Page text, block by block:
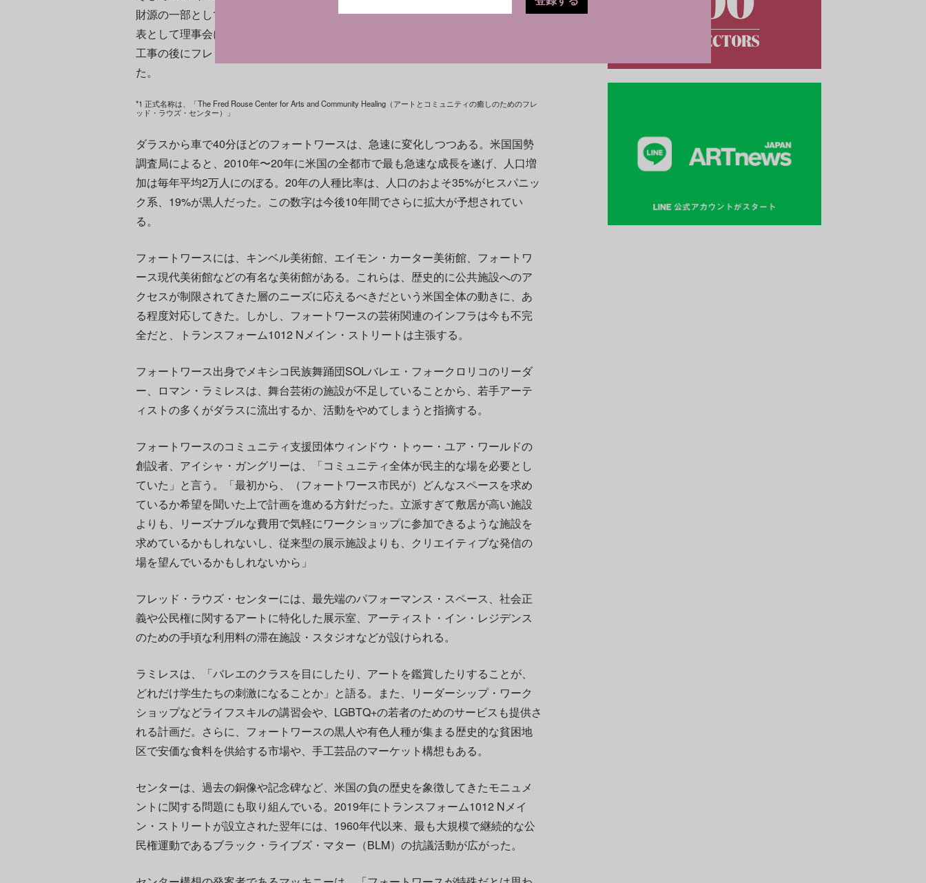
財源の一部として建物を取得した。翌22年には、フレッド・ラウズの孫が遺族代
表として理事会に参加している。こうして、KKKが所有していた大講堂は、改修
工事の後にフレッド・ラウズ・センター（*1）として生まれ変わることになっ
た。
*1 正式名称は、「The Fred Rouse Center for Arts and Community Healing（アートとコミュニティの癒しのためのフレ
ッド・ラウズ・センター）」
ダラスから車で40分ほどのフォートワースは、急速に変化しつつある。米国国勢
調査局によると、2010年〜20年に米国の全都市で最も急速な成長を遂げ、人口増
加は毎年平均2万人にのぼる。20年の人種比率は、人口のおよそ35%がヒスパニッ
ク系、19%が黒人だった。この数字は今後10年間でさらに拡大が予想されてい
る。
フォートワースには、キンベル美術館、エイモン・カーター美術館、フォートワ
ース現代美術館などの有名な美術館がある。これらは、歴史的に公共施設へのア
クセスが制限されてきた層のニーズに応えるべきだという米国全体の動きに、あ
る程度対応してきた。しかし、フォートワースの芸術関連のインフラは今も不完
全だと、トランスフォーム1012 Nメイン・ストリートは主張する。
フォートワース出身でメキシコ民族舞踊団SOLバレエ・フォークロリコのリーダ
ー、ロマン・ラミレスは、舞台芸術の施設が不足していることから、若手アーテ
ィストの多くがダラスに流出するか、活動をやめてしまうと指摘する。
フォートワースのコミュニティ支援団体ウィンドウ・トゥー・ユア・ワールドの
創設者、アイシャ・ガングリーは、「コミュニティ全体が民主的な場を必要とし
ていた」と言う。「最初から、（フォートワース市民が）どんなスペースを求め
ているか希望を聞いた上で計画を進める方針だった。立派すぎて敷居が高い施設
よりも、リーズナブルな費用で気軽にワークショップに参加できるような施設を
求めているかもしれないし、従来型の展示施設よりも、クリエイティブな発信の
場を望んでいるかもしれないから」
フレッド・ラウズ・センターには、最先端のパフォーマンス・スペース、社会正
義や公民権に関するアートに特化した展示室、アーティスト・イン・レジデンス
のための手頃な利用料の滞在施設・スタジオなどが設けられる。
ラミレスは、「バレエのクラスを目にしたり、アートを鑑賞したりすることが、
どれだけ学生たちの刺激になることか」と語る。また、リーダーシップ・ワーク
ショップなどライフスキルの講習会や、LGBTQ+の若者のためのサービスも提供さ
れる計画だ。さらに、フォートワースの黒人や有色人種が集まる歴史的な貧困地
区で安価な食料を供給する市場や、手工芸品のマーケット構想もある。
センターは、過去の銅像や記念碑など、米国の負の歴史を象徴してきたモニュメ
ントに関する問題にも取り組んでいる。2019年にトランスフォーム1012 Nメイ
ン・ストリートが設立された翌年には、1960年代以来、最も大規模で継続的な公
民権運動であるブラック・ライブズ・マター（BLM）の抗議活動が広がった。